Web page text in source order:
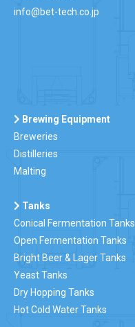
info@bet-tech.co.jp
Brewing Equipment
Breweries
Distilleries
Malting
Tanks
Conical Fermentation Tanks
Open Fermentation Tanks
Bright Beer & Lager Tanks
Yeast Tanks
Dry Hopping Tanks
Hot Cold Water Tanks